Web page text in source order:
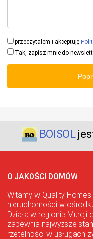
przeczytałem i akceptuję
Tak, zapisz mnie do
BOISOL
O JAKOŚCI DOMÓW
Witamy w Quality
nieruchomości w
Działa w regionie Murcji
zapewnia najwyższe
rzetelności w usługach